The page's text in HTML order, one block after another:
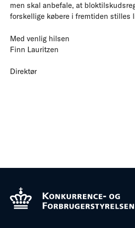
men skal anbefale, at
forskellige købere i fremtiden stilles
Med venlig hilsen
Finn Lauritzen
Direktør